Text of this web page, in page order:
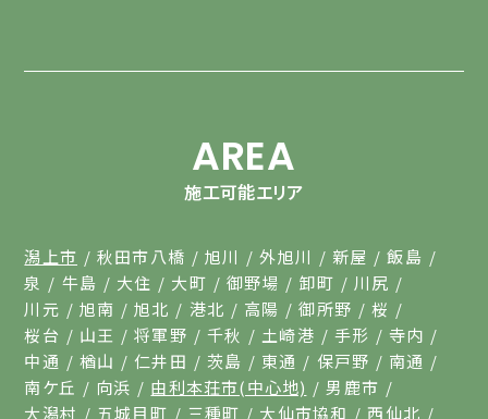
AREA
施工可能エリア
潟上市 秋田市八橋 旭川 外旭川 新屋
飯島
泉
牛島 大住 大町 御野場 卸町
川尻
川元
旭南 旭北 港北 高陽 御所野
桜
桜台
山王 将軍野 千秋 土崎港 手形
寺内
中通
楢山 仁井田 茨島 東通 保戸野
南通
南ケ丘
向浜 由利本荘市(中心地)
男鹿市
大潟村
五城目町 三種町 大仙市協和 西仙北